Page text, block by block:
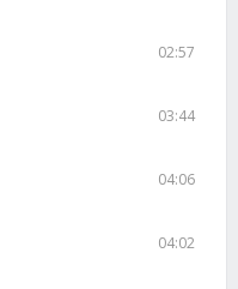
02:57
03:44
04:06
04:02